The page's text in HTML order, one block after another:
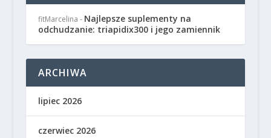
fitMarcelina - Najlepsze suplementy na
odchudzanie: triapidix300 i jego zamiennik
ARCHIWA
lipiec 2026
czerwiec 2026